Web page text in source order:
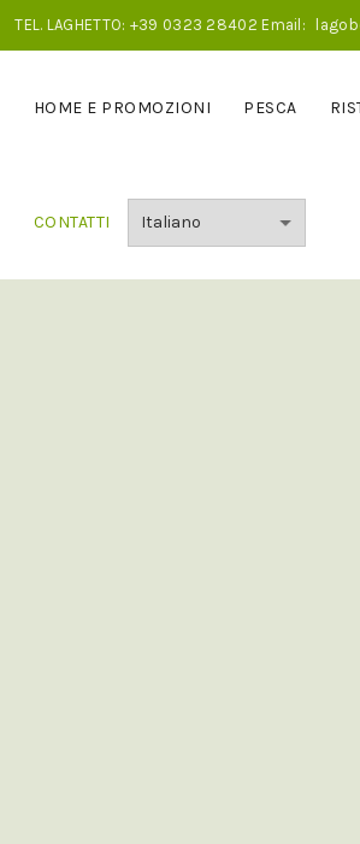
TEL. LAGHETTO: +39 0323 28402 Email:
HOME E PROMOZIONI PESCA
CONTATTI